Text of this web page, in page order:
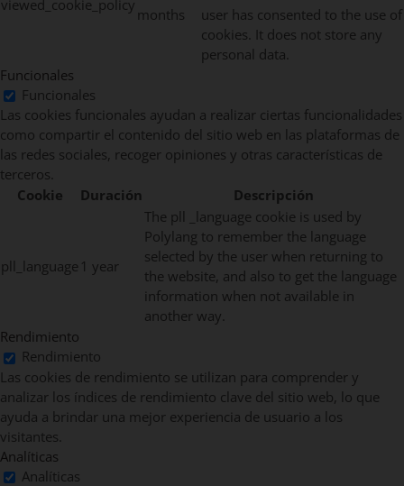
viewed_cookie_policy
months
user has consented to the use of
cookies. It does not store any
personal data.
Funcionales
Funcionales
Las cookies funcionales ayudan a realizar ciertas funcionalidades
como compartir el contenido del sitio web en las plataformas de
las redes sociales, recoger opiniones y otras características de
terceros.
Cookie
Duración Descripción
pll_language 1 year
The pll _language cookie is used by
Polylang to remember the language
selected by the user when returning to
the website, and also to get the language
information when not available in
another way.
Rendimiento
Rendimiento
Las cookies de rendimiento se utilizan para comprender y
analizar los índices de rendimiento clave del sitio web, lo que
ayuda a brindar una mejor experiencia de usuario a los
visitantes.
Analíticas
Analíticas